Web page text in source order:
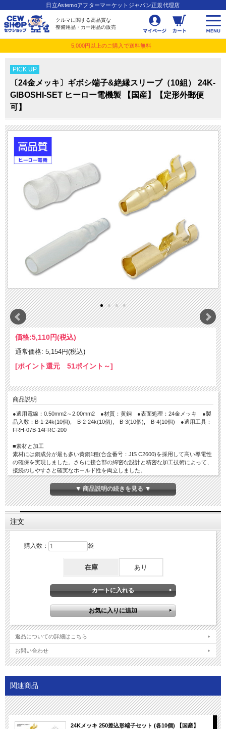
日立Astemoアフターマーケットジャパン正規代理店
クルマに関する高品質な
整備用品・カー用品の販売
5,000円以上のご購入で送料無料
PICK UP
〔24金メッキ〕ギボシ端子&絶縁スリーブ（10組） 24K-
GIBOSHI-SET ヒーロー電機製 【国産】【定形外郵便
可】
価格:5,110円(税込)
通常価格: 5,154円(税込)
[ポイント還元 51ポイント～]
商品説明
●適用電線：0.50mm2～2.00mm2 ●材質：黄銅 ●表面処理：24金メッキ ●製
品入数：B-1-24k(10個), B-2-24k(10個), B-3(10個), B-4(10個) ●適用工具：
FRH-07B-14FRC-200
■素材と加工
素材には銅成分が最も多い黄銅1種(合金番号：JIS C2600)を採用して高い導電性
の確保を実現しました。さらに接合部の綿密な設計と精密な加工技術によって、
接続のしやすさと確実なホールド性を両立しました。
■作業性と仕上がりを向上させた「プリフォーム」
ヒーロー電機のギボシ端子はインスレーションバレルに「プリフォーム」という
加工が施されています。インスレーションバレルを圧着する際に最も重要なこと
は、電線被覆を均一に押さえることです。当社のギボシ端子は、インスレーショ
ンバレルに施された「プリフォーム」効果により、工具の歯に端子が安定してセ
ットされ、加圧していった時に良好なカシメ形状を生み出します。プリフォーム
されていない製品は、いきなり圧着するとカシメ不良を起こしやすいため、圧着
要があり、作業工程が増えてしまいます。
▼ 商品説明の続きを見る ▼
注文
購入数： 袋
在庫 あり
返品についての詳細はこちら
お問い合わせ
関連商品
24Kメッキ 250差込形端子セット (各10個) 【国産】